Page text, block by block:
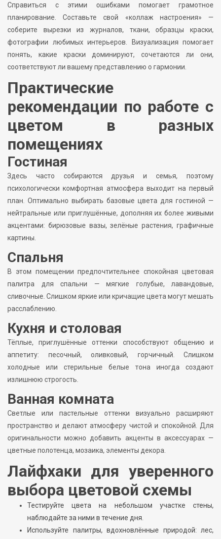
Справиться с этими ошибками помогает грамотное
планирование. Составьте свой «коллаж настроения» —
соберите вырезки из журналов, ткани, образцы краски,
фотографии любимых интерьеров. Визуализация помогает
понять, какие краски доминируют, сочетаются ли они,
соответствуют ли вашему представлению о гармонии.
Практические
рекомендации по работе с
цветом в разных
помещениях
Гостиная
Здесь часто собираются друзья и семья, поэтому
психологически комфортная атмосфера выходит на первый
план. Оптимально выбирать базовые цвета для гостиной —
нейтральные или приглушённые, дополняя их более живыми
акцентами: бирюзовые вазы, зелёные растения, графичные
картины.
Спальня
В этом помещении предпочтительнее спокойная цветовая
палитра для спальни — мягкие голубые, лавандовые,
сливочные. Слишком яркие или кричащие цвета могут мешать
расслаблению.
Кухня и столовая
Тёплые, приглушённые оттенки способствуют общению и
аппетиту: песочный, оливковый, горчичный. Слишком
холодные или стерильные белые тона иногда создают
излишнюю строгость.
Ванная комната
Светлые или пастельные оттенки визуально расширяют
пространство и делают атмосферу чистой и спокойной. Для
оригинальности можно добавить акценты в аксессуарах —
цветные полотенца, мозаика, элементы декора.
Лайфхаки для уверенного
выбора цветовой схемы
Тестируйте цвета на небольшом участке стены,
наблюдайте за ними в течение дня.
Используйте палитры, вдохновлённые природой: лес,